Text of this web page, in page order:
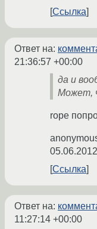
Ссылка
Ответ на:
21:36:57 +00:00
да и
Может,
rope
Ссылка
Ответ на:
11:27:14 +00:00